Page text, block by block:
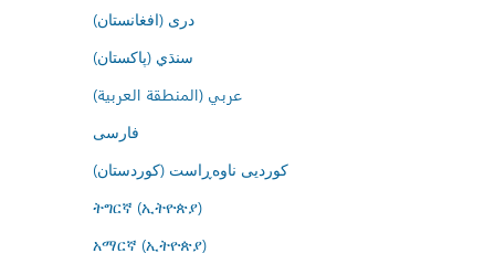
درى (افغانستان)
سنڌي (پاکستان)
عربي (المنطقة العربية)
فارسى
کوردیی ناوەڕاست (کوردستان)
ትግርኛ (ኢትዮጵያ)
አማርኛ (ኢትዮጵያ)